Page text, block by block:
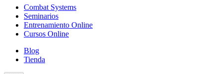
Combat Systems
Seminarios
Entrenamiento Online
Cursos Online
Blog
Tienda